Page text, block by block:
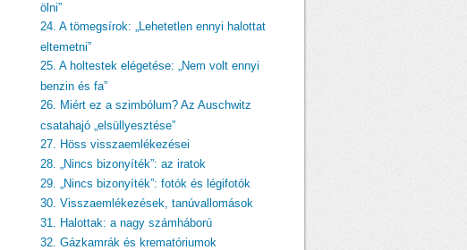
ölni”
24. A tömegsírok: „Lehetetlen ennyi halottat
eltemetni”
25. A holtestek elégetése: „Nem volt ennyi
benzin és fa”
26. Miért ez a szimbólum? Az Auschwitz
csatahajó „elsüllyesztése”
27. Höss visszaemlékezései
28. „Nincs bizonyíték”: az iratok
29. „Nincs bizonyíték”: fotók és légifotók
30. Visszaemlékezések, tanúvallomások
31. Halottak: a nagy számháború
32. Gázkamrák és krematóriumok